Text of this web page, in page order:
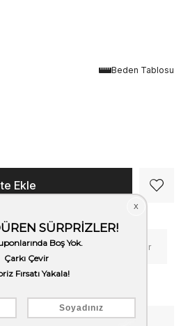
Beden Tablosu
Fiyat Düşünce Haber Ver